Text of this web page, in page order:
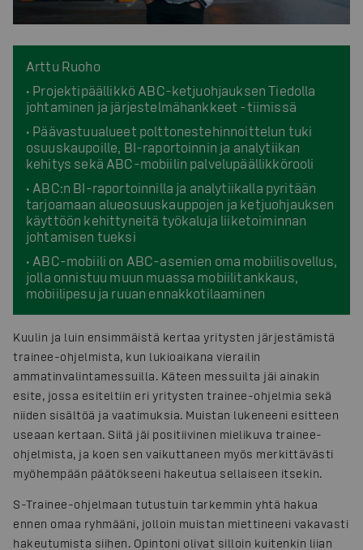
Arttu Ruoho
• Projektipäällikkö ABC-ketjuohjauksen Tiedolla
johtaminen ja järjestelmähankkeet -tiimissä
• Päävastuualueet polttonestehinnoittelun tuki
osuuskaupoille, BI-raportoinnin ja analytiikan
kehitys sekä ABC-mobiilin palvelupäällikkörooli
• ABC:n BI-raportoinnilla ja analytiikalla pyritään
tarjoamaan alueosuuskauppojen ja ketjuohjauksen
käyttöön kehittyneitä työkaluja liiketoiminnan
johtamisen tueksi
• ABC-mobiili on ABC-asemien oma mobiilisovellus,
jolla onnistuu muun muassa mobiilitankkaus,
mobiilipesu ja ruuan ennakkotilaaminen
Kuulin ja luin ensimmäistä kertaa yritysten järjestämistä
trainee-ohjelmista, kun lukioaikana vierailin
ammatinvalintamessuilla. Käteen messuilta jäi ainakin
esite, jossa esiteltiin eri yritysten trainee-ohjelmia sekä
niiden sisältöä ja vaatimuksia. Muistan lukeneeni esitteen
useaan kertaan. Siitä jäi positiivinen mielikuva trainee-
ohjelmista, ja koen sen vaikuttaneen myös merkittävästi
myöhempään päätökseeni hakeutua sellaiseen itsekin.
S-Trainee-ohjelmaan tutustuin tarkemmin yhtä hakua
ennen omaa ryhmääni, jolloin muistan miettineeni vakavasti
hakeutumista siihen. Opintoni olivat silloin kuitenkin liian